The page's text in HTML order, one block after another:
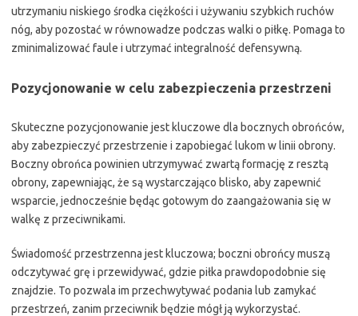
utrzymaniu niskiego środka ciężkości i używaniu szybkich ruchów
nóg, aby pozostać w równowadze podczas walki o piłkę. Pomaga to
zminimalizować faule i utrzymać integralność defensywną.
Pozycjonowanie w celu zabezpieczenia przestrzeni
Skuteczne pozycjonowanie jest kluczowe dla bocznych obrońców,
aby zabezpieczyć przestrzenie i zapobiegać lukom w linii obrony.
Boczny obrońca powinien utrzymywać zwartą formację z resztą
obrony, zapewniając, że są wystarczająco blisko, aby zapewnić
wsparcie, jednocześnie będąc gotowym do zaangażowania się w
walkę z przeciwnikami.
Świadomość przestrzenna jest kluczowa; boczni obrońcy muszą
odczytywać grę i przewidywać, gdzie piłka prawdopodobnie się
znajdzie. To pozwala im przechwytywać podania lub zamykać
przestrzeń, zanim przeciwnik będzie mógł ją wykorzystać.